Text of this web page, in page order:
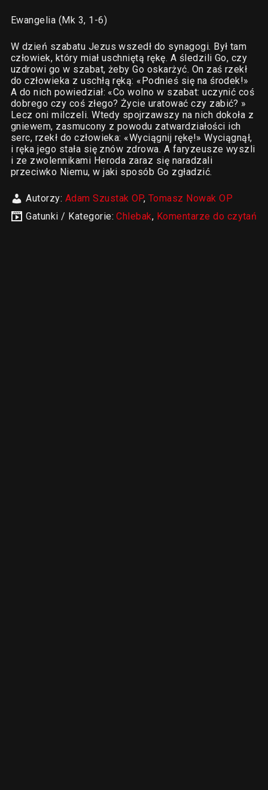
Ewangelia (Mk 3, 1-6)
W dzień szabatu Jezus wszedł do synagogi. Był tam
człowiek, który miał uschniętą rękę. A śledzili Go, czy
uzdrowi go w szabat, żeby Go oskarżyć. On zaś rzekł
do człowieka z uschłą ręką: «Podnieś się na środek!»
A do nich powiedział: «Co wolno w szabat: uczynić coś
dobrego czy coś złego? Życie uratować czy zabić? »
Lecz oni milczeli. Wtedy spojrzawszy na nich dokoła z
gniewem, zasmucony z powodu zatwardziałości ich
serc, rzekł do człowieka: «Wyciągnij rękę!» Wyciągnął,
i ręka jego stała się znów zdrowa. A faryzeusze wyszli
i ze zwolennikami Heroda zaraz się naradzali
przeciwko Niemu, w jaki sposób Go zgładzić.
Autorzy: Adam Szustak OP, Tomasz Nowak OP
Gatunki / Kategorie:Chlebak, Komentarze do czytań